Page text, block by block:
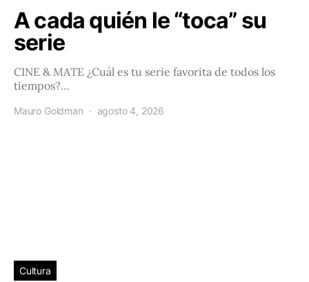
A cada quién le “toca” su
serie
CINE & MATE ¿Cuál es tu serie favorita de todos los
tiempos?…
Mauro Goldman agosto 4, 2026
Cultura